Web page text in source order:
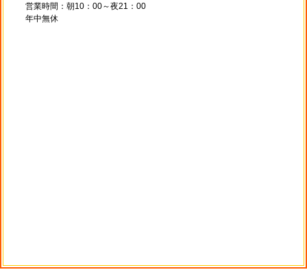
営業時間：朝10：00～夜21：00
年中無休